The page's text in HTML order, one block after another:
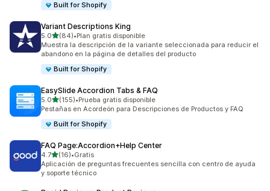
Built for Shopify
Variant Descriptions King
5.0de 5 estrellas
(84)
84 reseñas en total
•Plan gratis disponible
Muestra la descripción de la variante seleccionada para reducir el
abandono en la página de detalles del producto
Built for Shopify
EasySlide Accordion Tabs & FAQ
5.0de 5 estrellas
(155)
155 reseñas en total
•Prueba gratis disponible
Pestañas en Acordeón para Descripciones de Productos y FAQ
Built for Shopify
FAQ Page:Accordion+Help Center
4.7de 5 estrellas
(16)
16 reseñas en total
•Gratis
Aplicación de preguntas frecuentes sencilla con centro de ayuda
y soporte técnico